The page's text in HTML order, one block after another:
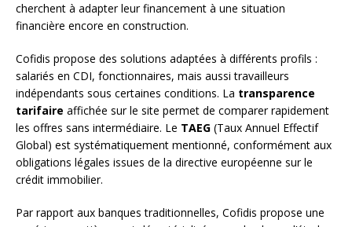
cherchent à adapter leur financement à une situation
financière encore en construction.
Cofidis propose des solutions adaptées à différents profils :
salariés en CDI, fonctionnaires, mais aussi travailleurs
indépendants sous certaines conditions. La transparence
tarifaire affichée sur le site permet de comparer rapidement
les offres sans intermédiaire. Le TAEG (Taux Annuel Effectif
Global) est systématiquement mentionné, conformément aux
obligations légales issues de la directive européenne sur le
crédit immobilier.
Par rapport aux banques traditionnelles, Cofidis propose une